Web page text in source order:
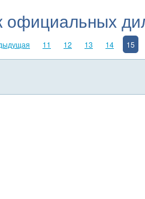
официальных
11 12 13 14 15